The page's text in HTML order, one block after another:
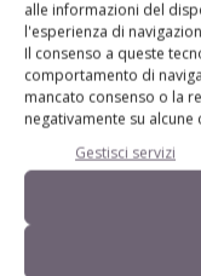
alle informazioni del
l'esperienza di
Il consenso a queste
comportamento di
mancato consenso o la
negativamente su
Gestisci servizi